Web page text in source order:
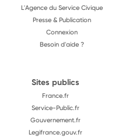
L'Agence du Service Civique
Presse & Publication
Connexion
Besoin d'aide ?
Sites publics
France.fr
Service-Public.fr
Gouvernement.fr
Legifrance.gouv.fr